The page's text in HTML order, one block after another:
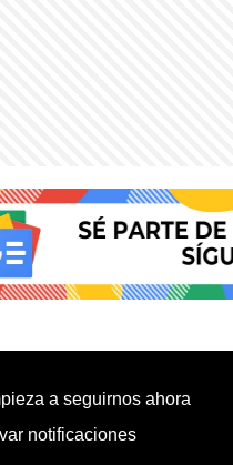
a seguirnos ahora
notificaciones